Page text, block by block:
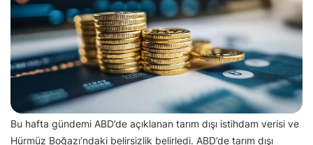
Bu hafta gündemi ABD’de açıklanan tarım dışı istihdam verisi ve
Hürmüz Boğazı’ndaki belirsizlik belirledi. ABD’de tarım dışı